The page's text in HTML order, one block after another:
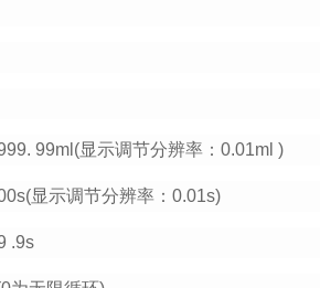
99ml(显示调节分辨率：0.01ml )
显示调节分辨率：0.01s)
.9s